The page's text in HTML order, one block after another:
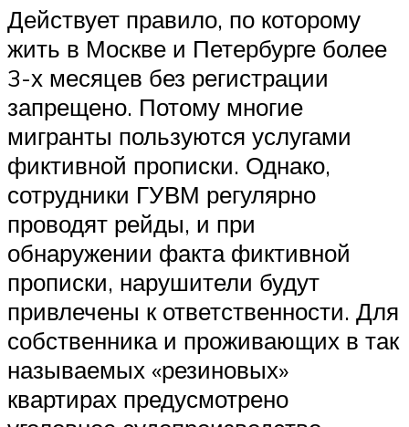
Действует правило, по которому
жить в Москве и Петербурге более
3-х месяцев без регистрации
запрещено. Потому многие
мигранты пользуются услугами
фиктивной прописки. Однако,
сотрудники ГУВМ регулярно
проводят рейды, и при
обнаружении факта фиктивной
прописки, нарушители будут
привлечены к ответственности. Для
собственника и проживающих в так
называемых «резиновых»
квартирах предусмотрено